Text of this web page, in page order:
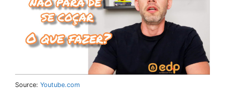
Source: Youtube.com